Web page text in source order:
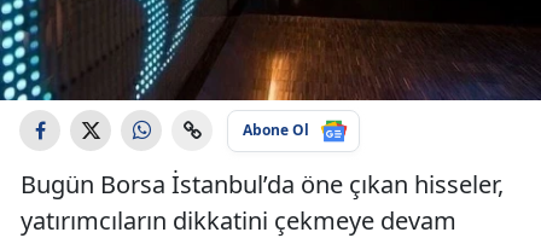
Abone Ol
Bugün Borsa İstanbul’da öne çıkan hisseler,
yatırımcıların dikkatini çekmeye devam